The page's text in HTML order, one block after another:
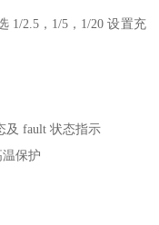
1/2.5，1/5，1/20 设置充
及 fault 状态指示
保护